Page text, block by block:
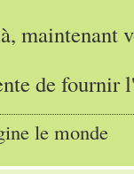
maintenant
de fournir
le monde